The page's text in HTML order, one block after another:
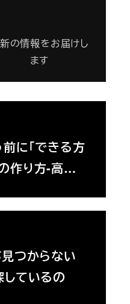
の情報をお届けし
ます
前に「できる方
作り方-高…
見つからない
しているの